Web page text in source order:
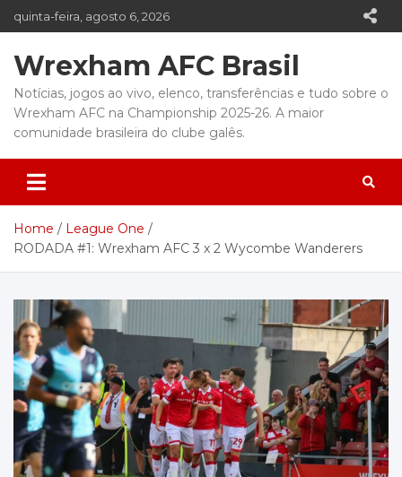
to
quinta-feira, agosto 6, 2026
Wrexham AFC Brasil
Notícias, jogos ao vivo, elenco, transferências e tudo sobre o
Wrexham AFC na Championship 2025-26. A maior
comunidade brasileira do clube galês.
Home
League One
RODADA #1: Wrexham AFC 3 x 2 Wycombe Wanderers